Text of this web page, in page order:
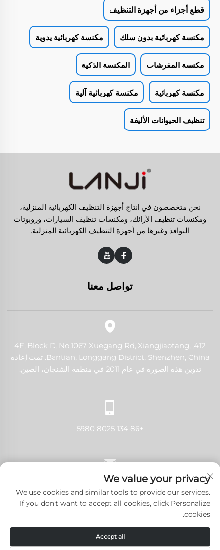
قطع أجزاء من أجهزة التنظيف
مكنسة كهربائية بدون سلك مكنسة كهربائية يدوية
مكنسة المفرشات المكنسة الذكية
مكنسة كهربائية مكنسة كهربائية آلية
تنظيف الحيوانات الأليفة
نحن متخصصون في إنتاج أجهزة التنظيف الكهربائية المنزلية،
ومكنسات تنظيف الأرائك، ومكنسات تنظيف السيارات، وروبوتات
النوافذ وغيرها من أجهزة التنظيف الكهربائية المنزلية.
تواصل معنا
412, 4F, Block D, No.1067 Xuegang Rd, Xiangjiaotang,
Bantian, Longgang District, Shenzhen, China. تمت إعادة
تدوين هذه الصورة في عام 2011 في منطقة الشنجان، الصين.
+86 134 8025 5980
[email protected]
حقوق النشر © 2024 شنتشن لانجي تك كو., لتد. جميع الحقوق محفوظة.
سياسة الخصوصية
We value your privacy
We use cookies and similar tools to provide our services.
If you don't want to accept all cookies, click Personalize
cookies.
Accept all